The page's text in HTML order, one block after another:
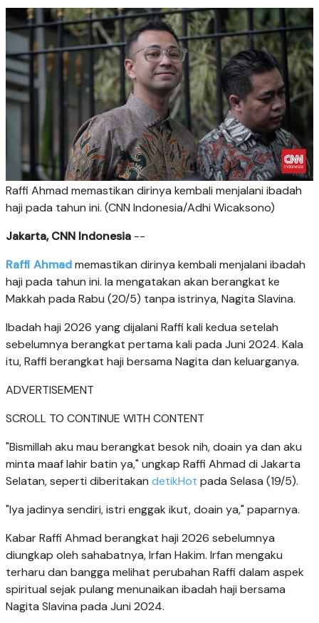
Raffi Ahmad memastikan dirinya kembali menjalani ibadah
haji pada tahun ini. (CNN Indonesia/Adhi Wicaksono)
Jakarta, CNN Indonesia --
Raffi Ahmadmemastikan dirinya kembali menjalani ibadah
haji pada tahun ini. Ia mengatakan akan berangkat ke
Makkah pada Rabu (20/5) tanpa istrinya, Nagita Slavina.
Ibadah haji 2026 yang dijalani Raffi kali kedua setelah
sebelumnya berangkat pertama kali pada Juni 2024. Kala
itu, Raffi berangkat haji bersama Nagita dan keluarganya.
ADVERTISEMENT
SCROLL TO CONTINUE WITH CONTENT
"Bismillah aku mau berangkat besok nih, doain ya dan aku
minta maaf lahir batin ya," ungkap Raffi Ahmad di Jakarta
Selatan, seperti diberitakan detikHot pada Selasa (19/5).
"Iya jadinya sendiri, istri enggak ikut, doain ya," paparnya.
Kabar Raffi Ahmad berangkat haji 2026 sebelumnya
diungkap oleh sahabatnya, Irfan Hakim. Irfan mengaku
terharu dan bangga melihat perubahan Raffi dalam aspek
spiritual sejak pulang menunaikan ibadah haji bersama
Nagita Slavina pada Juni 2024.